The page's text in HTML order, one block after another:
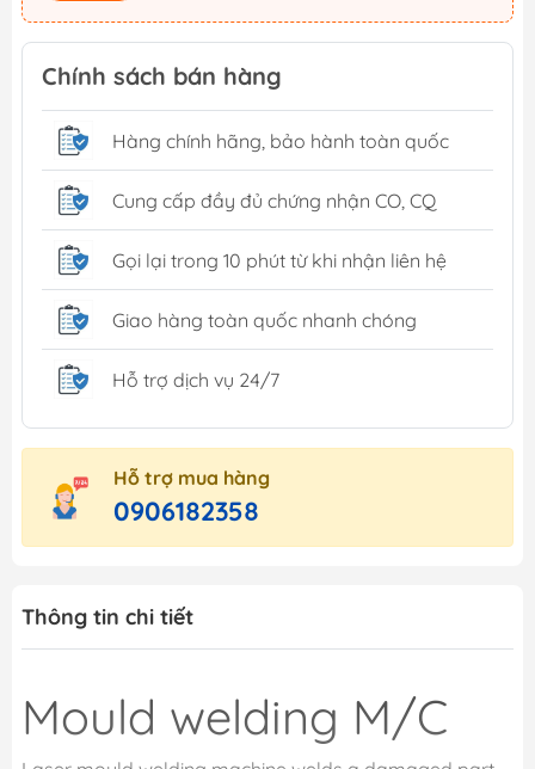
Chính sách bán hàng
Hàng chính hãng, bảo hành toàn quốc
Cung cấp đầy đủ chứng nhận CO, CQ
Gọi lại trong 10 phút từ khi nhận liên hệ
Giao hàng toàn quốc nhanh chóng
Hỗ trợ dịch vụ 24/7
Hỗ trợ mua hàng
0906182358
Thông tin chi tiết
Mould welding M/C